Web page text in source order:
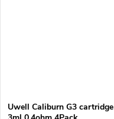
Uwell Caliburn G3 cartridge